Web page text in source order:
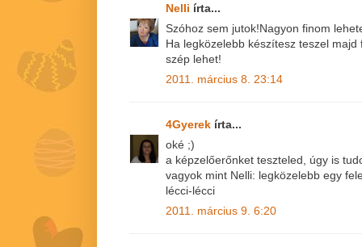
Nelli írta...
Szóhoz sem jutok!Nagyon finom
Ha legközelebb készítesz teszel
szép lehet!
2011. március 8. 23:14
4Gyerek írta...
oké ;)
a képzelőerőnket teszteled, úgy is
vagyok mint Nelli: legközelebb egy
lécci-lécci
2011. március 9. 6:20